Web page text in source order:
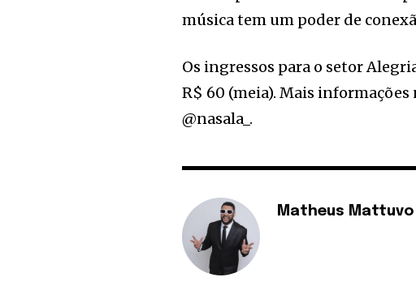
música tem um poder de
Os ingressos para o setor
R$ 60 (meia). Mais informações
@nasala_.
Matheus Mattuvo